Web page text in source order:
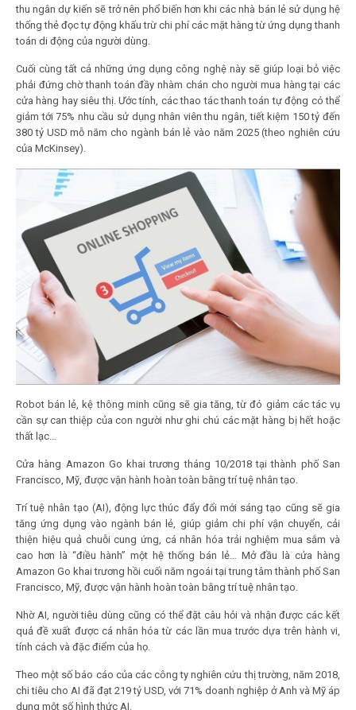
thu ngân dự kiến sẽ trở nên phổ biến hơn khi các nhà bán lẻ sử dụng hệ
thống thẻ đọc tự động khấu trừ chi phí các mặt hàng từ ứng dụng thanh
toán di động của người dùng.
Cuối cùng tất cả những ứng dụng công nghệ này sẽ giúp loại bỏ việc
phải đứng chờ thanh toán đầy nhàm chán cho người mua hàng tại các
cửa hàng hay siêu thị. Ước tính, các thao tác thanh toán tự động có thể
giảm tới 75% nhu cầu sử dụng nhân viên thu ngân, tiết kiệm 150 tỷ đến
380 tỷ USD mỗ năm cho ngành bán lẻ vào năm 2025 (theo nghiên cứu
của McKinsey).
Robot bán lẻ, kệ thông minh cũng sẽ gia tăng, từ đó giảm các tác vụ
cần sự can thiệp của con người như ghi chú các mặt hàng bị hết hoặc
thất lạc…
Cửa hàng Amazon Go khai trương tháng 10/2018 tại thành phố San
Francisco, Mỹ, được vận hành hoàn toàn bằng trí tuệ nhân tạo.
Trí tuệ nhân tạo (AI), động lực thúc đẩy đổi mới sáng tạo cũng sẽ gia
tăng ứng dụng vào ngành bán lẻ, giúp giảm chi phí vận chuyển, cải
thiện hiệu quả chuỗi cung ứng, cá nhân hóa trải nghiệm mua sắm và
cao hơn là “điều hành” một hệ thống bán lẻ… Mở đầu là cửa hàng
Amazon Go khai trương hồi cuối năm ngoái tại trung tâm thành phố San
Francisco, Mỹ, được vận hành hoàn toàn bằng trí tuệ nhân tạo.
Nhờ AI, người tiêu dùng cũng có thể đặt câu hỏi và nhận được các kết
quả đề xuất được cá nhân hóa từ các lần mua trước dựa trên hành vi,
tính cách và đặc điểm của họ.
Theo một số báo cáo của các công ty nghiên cứu thị trường, năm 2018,
chi tiêu cho AI đã đạt 219 tỷ USD, với 71% doanh nghiệp ở Anh và Mỹ áp
dụng một số hình thức AI.